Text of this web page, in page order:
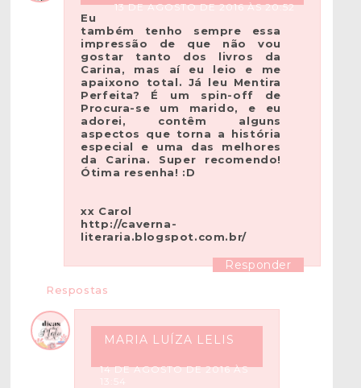
13 DE AGOSTO DE 2016 ÀS 20:52
Eu
também tenho sempre essa
impressão de que não vou
gostar tanto dos livros da
Carina, mas aí eu leio e me
apaixono total. Já leu Mentira
Perfeita? É um spin-off de
Procura-se um marido, e eu
adorei, contêm alguns
aspectos que torna a história
especial e uma das melhores
da Carina. Super recomendo!
Ótima resenha! :D
xx Carol
http://caverna-
literaria.blogspot.com.br/
Responder
Respostas
MARIA LUÍZA LELIS
14 DE AGOSTO DE 2016 ÀS
13:54